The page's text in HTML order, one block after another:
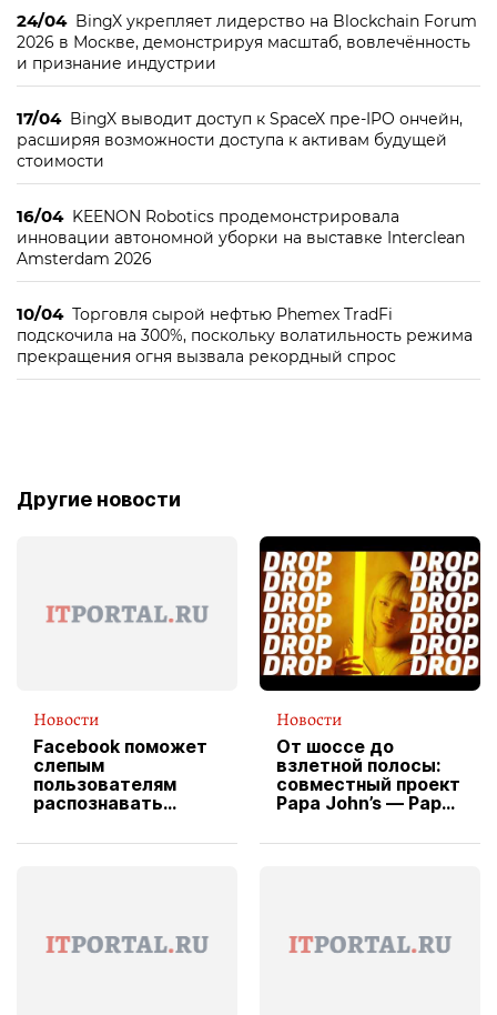
24/04 BingX укрепляет лидерство на Blockchain Forum
2026 в Москве, демонстрируя масштаб, вовлечённость
и признание индустрии
17/04 BingX выводит доступ к SpaceX пре-IPO ончейн,
расширяя возможности доступа к активам будущей
стоимости
16/04 KEENON Robotics продемонстрировала
инновации автономной уборки на выставке Interclean
Amsterdam 2026
10/04 Торговля сырой нефтью Phemex TradFi
подскочила на 300%, поскольку волатильность режима
прекращения огня вызвала рекордный спрос
Другие новости
Новости
Facebook поможет
слепым
пользователям
распознавать
Новости
От шоссе до
взлетной полосы:
совместный проект
Papa John’s — Papa
вводит